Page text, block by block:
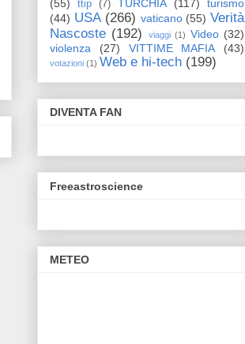
(55)
ttip (7) TURCHIA (117)
turismo
(44) USA (266) vaticano (55) Verità
Nascoste (192) viaggi (1) Video (32)
violenza
(27) VITTIME MAFIA (43)
votazioni (1) Web e hi-tech (199)
DIVENTA FAN
Freeastroscience
METEO